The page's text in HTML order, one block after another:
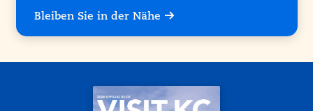
Bleiben Sie in der Nähe